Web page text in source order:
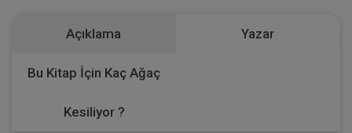
Açıklama Yazar
Bu Kitap İçin Kaç Ağaç
Kesiliyor ?